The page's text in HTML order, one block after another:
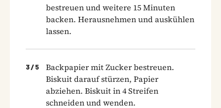
bestreuen und weitere 15 Minuten
backen. Herausnehmen und auskühlen
lassen.
3/ 5
Backpapier mit Zucker bestreuen.
Biskuit darauf stürzen, Papier
abziehen. Biskuit in 4 Streifen
schneiden und wenden.